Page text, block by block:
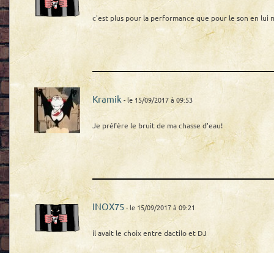
c'est plus pour la performance que pour le son en lui
Kramik - le 15/09/2017 à 09:53
Je préfère le bruit de ma chasse d'eau!
INOX75- le 15/09/2017 à 09:21
il avait le choix entre dactilo et DJ